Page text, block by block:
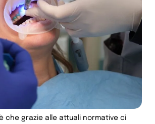
che grazie alle attuali normative ci